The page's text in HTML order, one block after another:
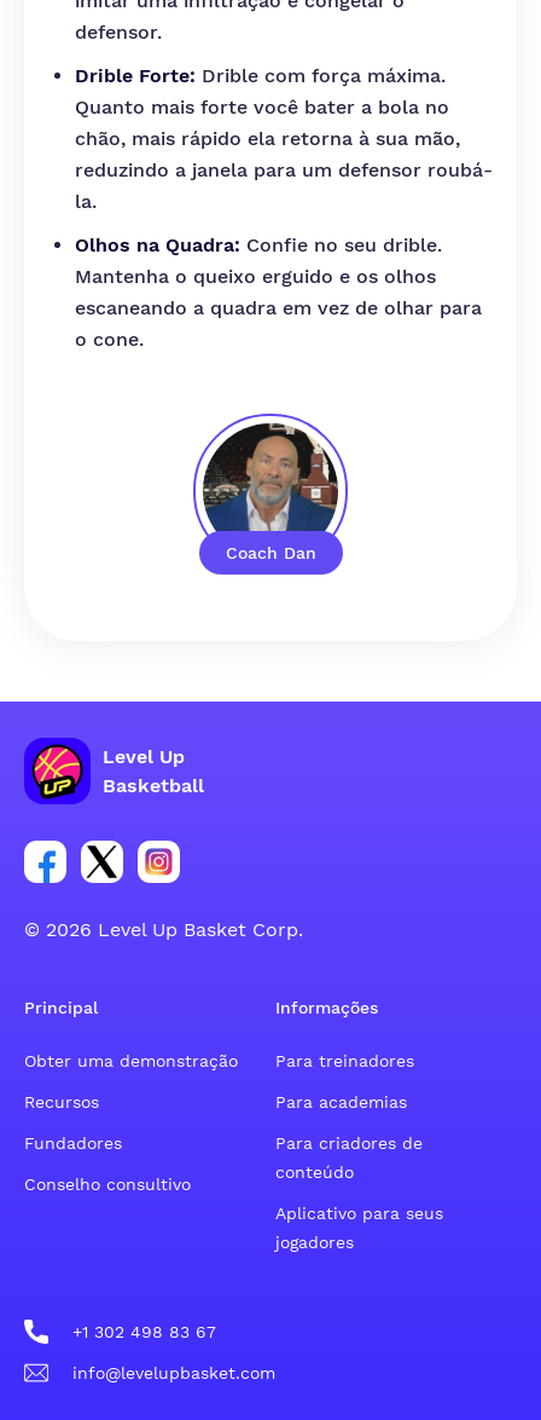
Coach Dan
defensor.
Drible Forte: Drible com força máxima.
Quanto mais forte você bater a bola no
chão, mais rápido ela retorna à sua mão,
reduzindo a janela para um defensor roubá-
la.
Olhos na Quadra: Confie no seu drible.
Mantenha o queixo erguido e os olhos
escaneando a quadra em vez de olhar para
o cone.
Level Up
Basketball
Link para o grupo social da conta do Facebook
Link para o grupo social da conta do tweeter
Link para o grupo social da conta do
© 2026 Level Up Basket Corp.
Principal
Obter uma demonstração
Recursos
Fundadores
Conselho consultivo
Informações
Para treinadores
Para academias
Para criadores de
conteúdo
Aplicativo para seus
jogadores
+1 302 498 83 67
info@levelupbasket.com